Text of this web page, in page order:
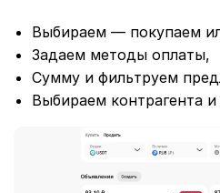
Выбираем — покупаем
Задаем методы оплаты,
Сумму и фильтруем
Выбираем контрагента